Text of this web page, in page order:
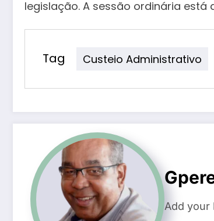
legislação. A sessão ordinária
Tag Custeio Administrativo
Add your